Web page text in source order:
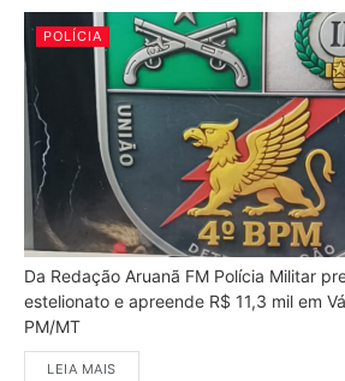
POLÍCIA
Da Redação Aruanã FM Polícia Militar
estelionato e apreende R$ 11,3 mil em
PM/MT
LEIA MAIS